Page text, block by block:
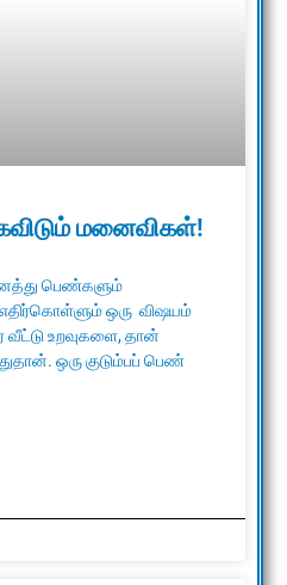
மனைவிகள்!
பெண்களும்
ஒரு விஷயம்
உறவுகளை, தான்
ஒரு குடும்பப் பெண்